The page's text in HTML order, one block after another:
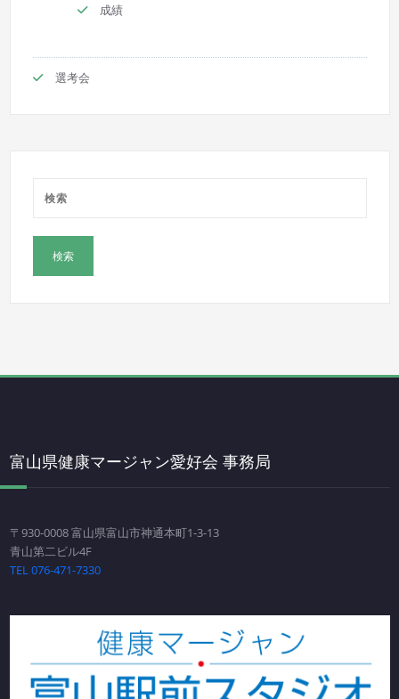
成績
選考会
富山県健康マージャン愛好会 事務局
〒930-0008 富山県富山市神通本町1-3-13
青山第二ビル4F
TEL 076-471-7330